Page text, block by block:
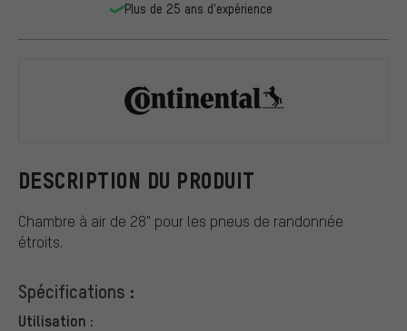
DESCRIPTION DU PRODUIT
Chambre à air de 28" pour les pneus de randonnée
étroits.
Spécifications :
Utilisation :
Plus de 25 ans d'expérience